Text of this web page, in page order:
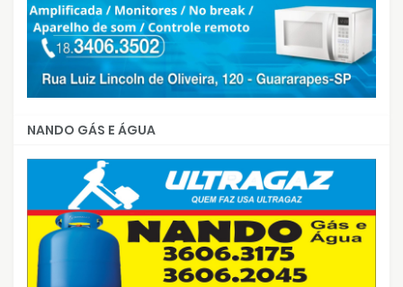
NANDO GÁS E ÁGUA